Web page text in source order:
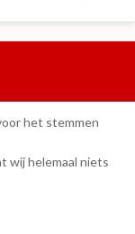
het stemmen
wij helemaal niets